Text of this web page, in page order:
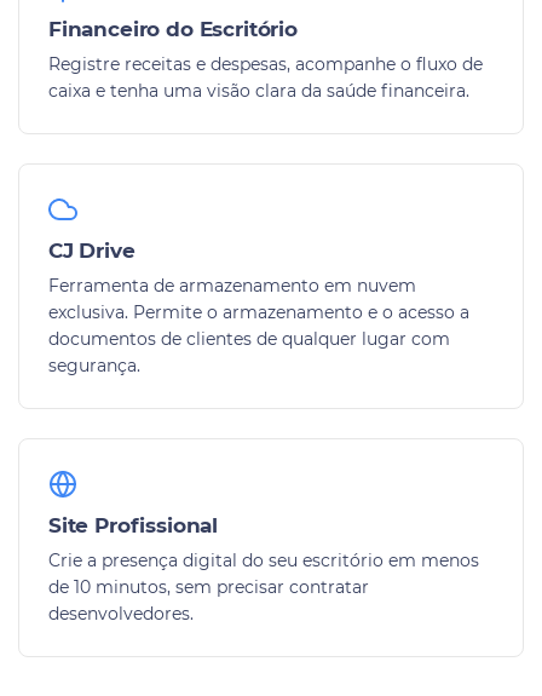
Financeiro do Escritório
Registre receitas e despesas, acompanhe o fluxo de
caixa e tenha uma visão clara da saúde financeira.
CJ Drive
Ferramenta de armazenamento em nuvem
exclusiva. Permite o armazenamento e o acesso a
documentos de clientes de qualquer lugar com
segurança.
Site Profissional
Crie a presença digital do seu escritório em menos
de 10 minutos, sem precisar contratar
desenvolvedores.